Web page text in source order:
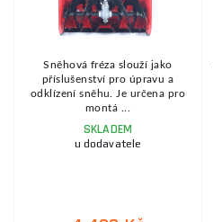
Sněhová fréza slouží jako
příslušenství pro úpravu a
odklízení sněhu. Je určena pro
montá ...
SKLADEM
u dodavatele